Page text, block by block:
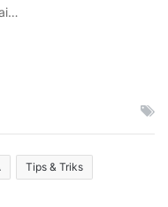
Tips & Triks